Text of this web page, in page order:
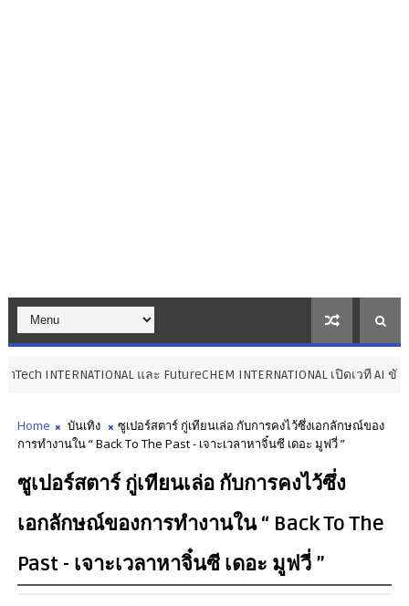
และ FutureCHEM INTERNATIONAL เปิดเวที AI ขับเคลื่อนนวั
Home บันเทิง
ซูเปอร์สตาร์ กู่เทียนเล่อ กับการคงไว้ซึ่งเอกลักษณ์ของ
การทำงานใน “ Back To The Past - เจาะเวลาหาจิ๋นซี เดอะ มูฟวี่ ”
ซูเปอร์สตาร์ กู่เทียนเล่อ กับการคงไว้ซึ่ง
เอกลักษณ์ของการทำงานใน “ Back To The
Past - เจาะเวลาหาจิ๋นซี เดอะ มูฟวี่ ”